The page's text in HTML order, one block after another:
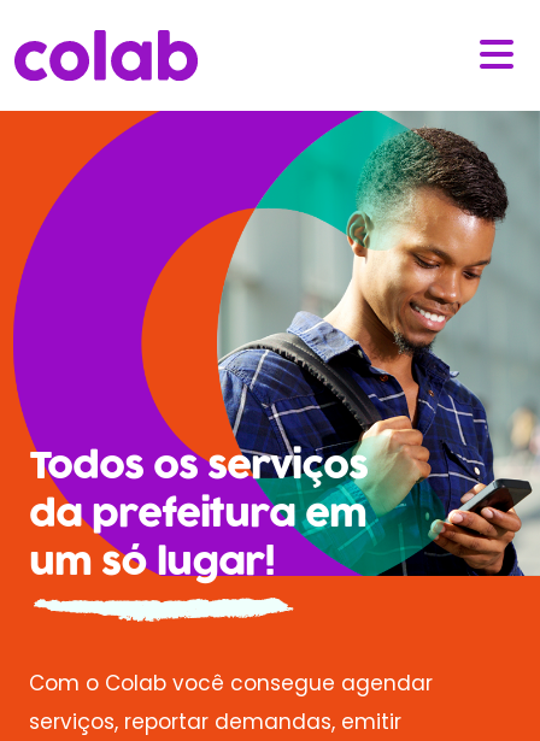
Todos os serviços
da prefeitura em
um só lugar!
Com o Colab você consegue agendar
serviços, reportar demandas, emitir